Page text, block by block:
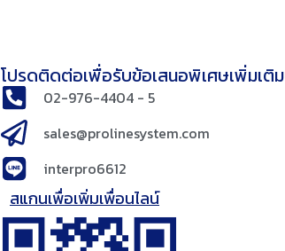
โปรดติดต่อเพื่อรับข้อเสนอพิเศษเพิ่มเติม
02-976-4404 - 5
sales@prolinesystem.com
interpro6612
สแกนเพื่อเพิ่มเพื่อนไลน์